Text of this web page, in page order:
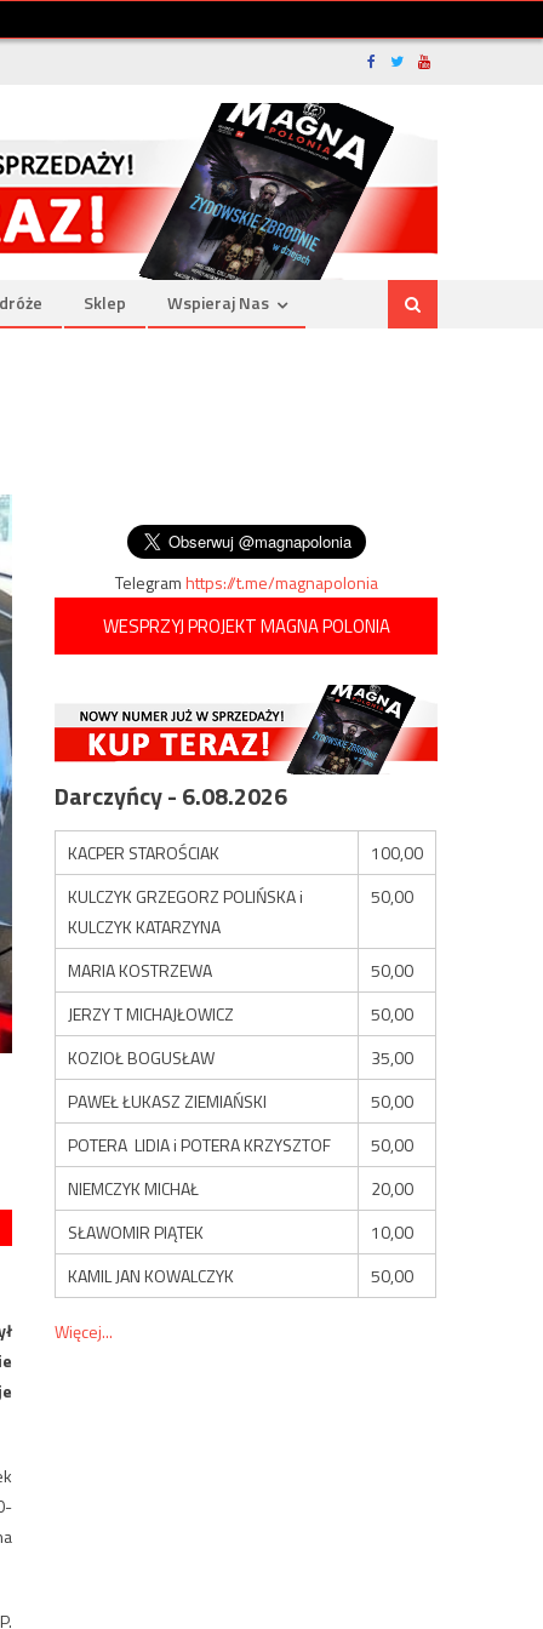
Sklep Wspieraj Nas
Telegramhttps://t.me/magnapolonia
WESPRZYJ PROJEKT MAGNA POLONIA
Darczyńcy - 6.08.2026
KACPER STAROŚCIAK
100,00
KULCZYK GRZEGORZ POLIŃSKA i
KULCZYK KATARZYNA
50,00
MARIA KOSTRZEWA
50,00
JERZY T MICHAJŁOWICZ
50,00
KOZIOŁ BOGUSŁAW
35,00
PAWEŁ ŁUKASZ ZIEMIAŃSKI
50,00
POTERA LIDIA i POTERA KRZYSZTOF
50,00
NIEMCZYK MICHAŁ
20,00
SŁAWOMIR PIĄTEK
10,00
KAMIL JAN KOWALCZYK
50,00
Więcej...